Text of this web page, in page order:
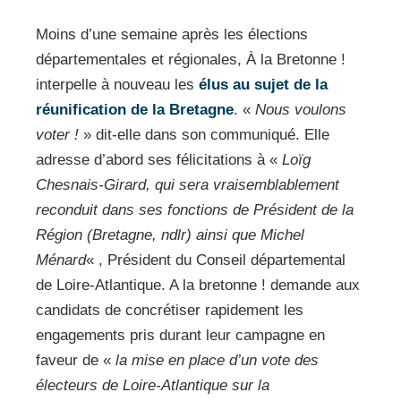
Moins d’une semaine après les élections
départementales et régionales, À la Bretonne !
interpelle à nouveau les élus au sujet de la
réunification de la Bretagne. « Nous voulons
voter ! » dit-elle dans son communiqué. Elle
adresse d’abord ses félicitations à « Loïg
Chesnais-Girard, qui sera vraisemblablement
reconduit dans ses fonctions de Président de la
Région (Bretagne, ndlr) ainsi que Michel
Ménard« , Président du Conseil départemental
de Loire-Atlantique. A la bretonne ! demande aux
candidats de concrétiser rapidement les
engagements pris durant leur campagne en
faveur de « la mise en place d’un vote des
électeurs de Loire-Atlantique sur la